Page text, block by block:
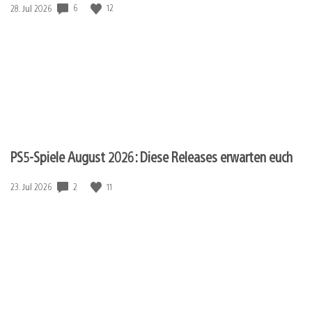
Veröffentlichungsdatum:
28. Jul 2026 6 12
PS5-Spiele August 2026: Diese Releases erwarten euch
Veröffentlichungsdatum:
23. Jul 2026 2 11